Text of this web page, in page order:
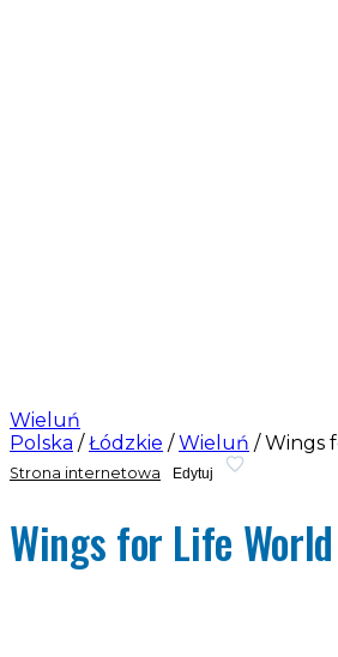
Wieluń
Polska / Łódzkie / Wieluń / Wings
Strona internetowa Edytuj
Wings for Life